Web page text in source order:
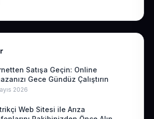
Satışa Geçin: Online
Gece Gündüz Çalıştırın
2026
Web Sitesi ile Arıza